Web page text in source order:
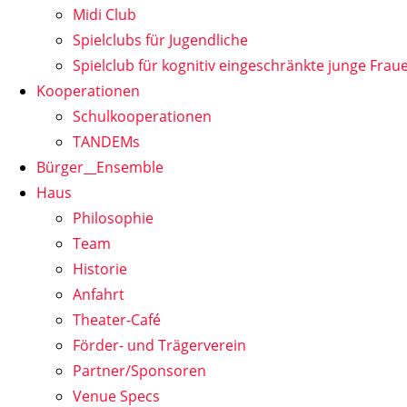
Midi Club
Spielclubs für Jugendliche
Spielclub für kognitiv eingeschränkte junge
Kooperationen
Schulkooperationen
TANDEMs
Bürger__Ensemble
Haus
Philosophie
Team
Historie
Anfahrt
Theater-Café
Förder- und Trägerverein
Partner/Sponsoren
Venue Specs